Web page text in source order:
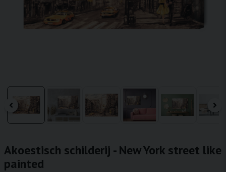
Akoestisch schilderij - New York street like
painted